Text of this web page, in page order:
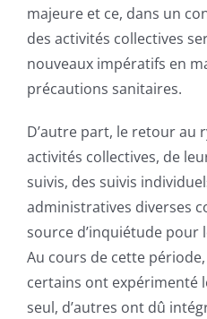
majeure et ce, dans un
des activités collectives
nouveaux impératifs en
précautions sanitaires.
D’autre part, le retour au
activités collectives, de
suivis, des suivis
administratives diverses
source d’inquiétude pour
Au cours de cette
certains ont expérimenté
seul, d’autres ont dû